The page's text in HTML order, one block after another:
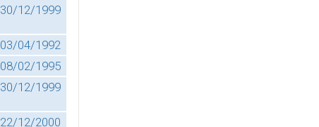
30/12/1999
03/04/1992
08/02/1995
30/12/1999
22/12/2000